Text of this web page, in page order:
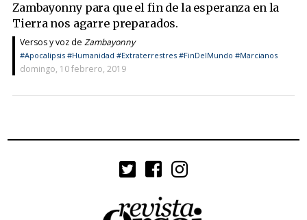
Zambayonny para que el fin de la esperanza en la
Tierra nos agarre preparados.
Versos y voz de Zambayonny
#Apocalipsis #Humanidad #Extraterrestres #FinDelMundo #Marcianos
domingo, 10 febrero, 2019